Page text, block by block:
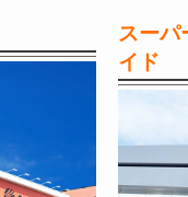
スーパ
イド